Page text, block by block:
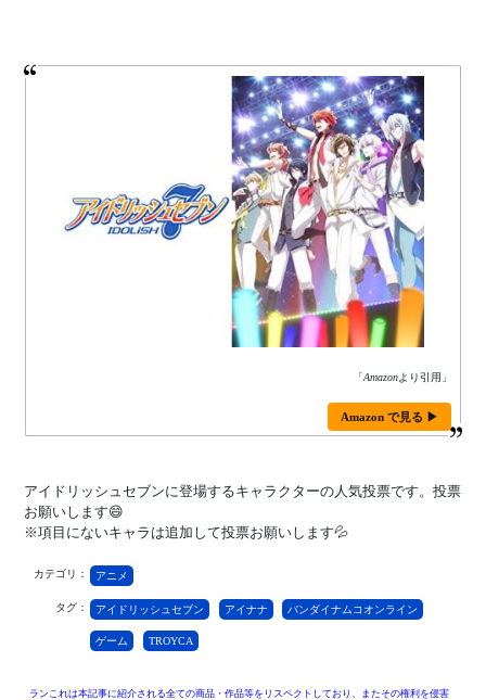
「Amazonより引用」
Amazon で見る ▶
アイドリッシュセブンに登場するキャラクターの人気投票です。投票
お願いします😄
※項目にないキャラは追加して投票お願いします💦
カテゴリ： アニメ
タグ： アイドリッシュセブン アイナナ バンダイナムコオンライン
ゲーム TROYCA
ランこれは本記事に紹介される全ての商品・作品等をリスペクトしており、またその権利を侵害